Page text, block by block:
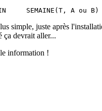
simple, juste après
ça devrait aller...
information !